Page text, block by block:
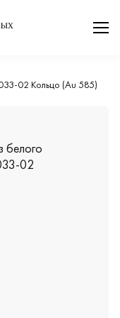
02 Кольцо (Au 585)